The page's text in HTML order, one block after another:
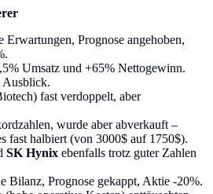
Erwartungen, Prognose angehoben,
Umsatz und +65% Nettogewinn.
Ausblick.
fast verdoppelt, aber
wurde aber abverkauft –
fast halbiert (von 3000$ auf 1750$).
SK Hynix ebenfalls trotz guter Zahlen
Bilanz, Prognose gekappt, Aktie -20%.